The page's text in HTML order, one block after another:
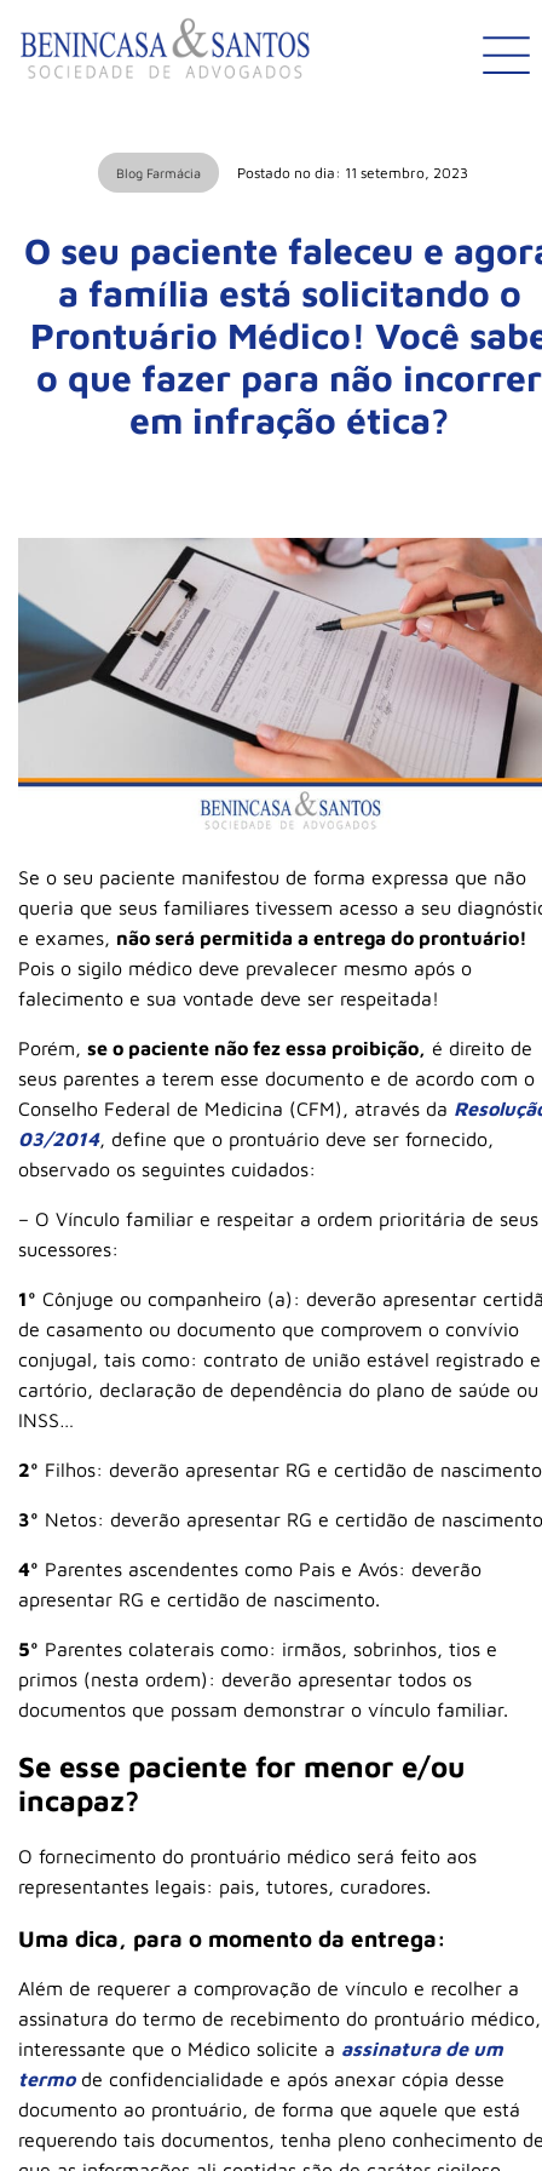
Blog Farmácia Postado no dia: 11 setembro, 2023
O seu paciente faleceu e
a família está solicitando o
Prontuário Médico! Você
o que fazer para não incorrer
em infração ética?
Se o seu paciente manifestou de forma expressa que não
queria que seus familiares tivessem acesso a seu
e exames, não será permitida a entrega do prontuário!
Pois o sigilo médico deve prevalecer mesmo após o
falecimento e sua vontade deve ser respeitada!
Porém, se o paciente não fez essa proibição, é direito de
seus parentes a terem esse documento e de acordo com o
Conselho Federal de Medicina (CFM), através da
03/2014, define que o prontuário deve ser fornecido,
observado os seguintes cuidados:
– O Vínculo familiar e respeitar a ordem prioritária de seus
sucessores:
1º Cônjuge ou companheiro (a): deverão apresentar
de casamento ou documento que comprovem o convívio
conjugal, tais como: contrato de união estável registrado
cartório, declaração de dependência do plano de saúde ou
INSS…
2º Filhos: deverão apresentar RG e certidão de
3º Netos: deverão apresentar RG e certidão de
4º Parentes ascendentes como Pais e Avós: deverão
apresentar RG e certidão de nascimento.
5º Parentes colaterais como: irmãos, sobrinhos, tios e
primos (nesta ordem): deverão apresentar todos os
documentos que possam demonstrar o vínculo familiar.
Se esse paciente for menor e/ou
incapaz?
O fornecimento do prontuário médico será feito aos
representantes legais: pais, tutores, curadores.
Uma dica, para o momento da entrega:
Além de requerer a comprovação de vínculo e recolher a
assinatura do termo de recebimento do prontuário
interessante que o Médico solicite a assinatura de um
termode confidencialidade e após anexar cópia desse
documento ao prontuário, de forma que aquele que está
requerendo tais documentos, tenha pleno conhecimento